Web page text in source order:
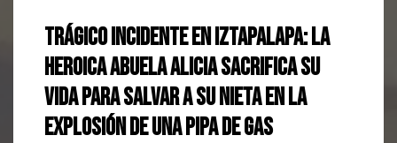
Trágico Incidente en Iztapalapa: La
Heroica Abuela Alicia Sacrifica su
Vida para Salvar a su Nieta en la
Explosión de una Pipa de Gas